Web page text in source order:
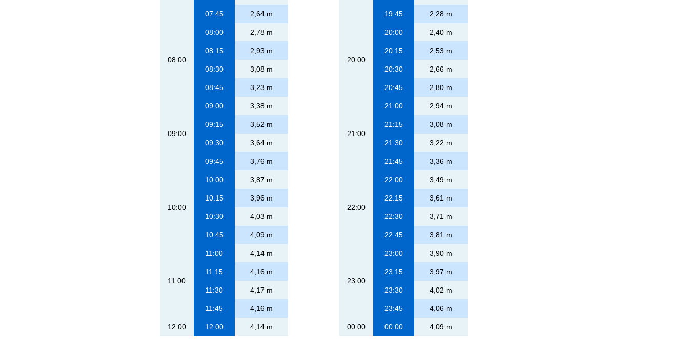
07:45 2,64 m
08:00
08:00 2,78 m
08:15 2,93 m
08:30 3,08 m
08:45 3,23 m
09:00
09:00 3,38 m
09:15 3,52 m
09:30 3,64 m
09:45 3,76 m
10:00
10:00 3,87 m
10:15 3,96 m
10:30 4,03 m
10:45 4,09 m
11:00
11:00 4,14 m
11:15 4,16 m
11:30 4,17 m
11:45 4,16 m
12:00 12:00 4,14 m
19:45 2,28 m
20:00
20:00 2,40 m
20:15 2,53 m
20:30 2,66 m
20:45 2,80 m
21:00
21:00 2,94 m
21:15 3,08 m
21:30 3,22 m
21:45 3,36 m
22:00
22:00 3,49 m
22:15 3,61 m
22:30 3,71 m
22:45 3,81 m
23:00
23:00 3,90 m
23:15 3,97 m
23:30 4,02 m
23:45 4,06 m
00:00 00:00 4,09 m